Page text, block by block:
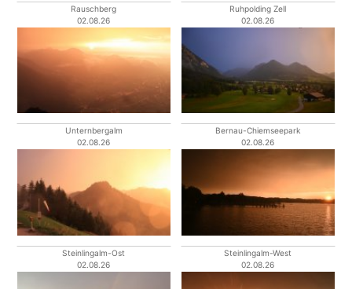
Rauschberg
02.08.26
Ruhpolding Zell
02.08.26
Unternbergalm
02.08.26
Bernau-Chiemseepark
02.08.26
Steinlingalm-Ost
02.08.26
Steinlingalm-West
02.08.26